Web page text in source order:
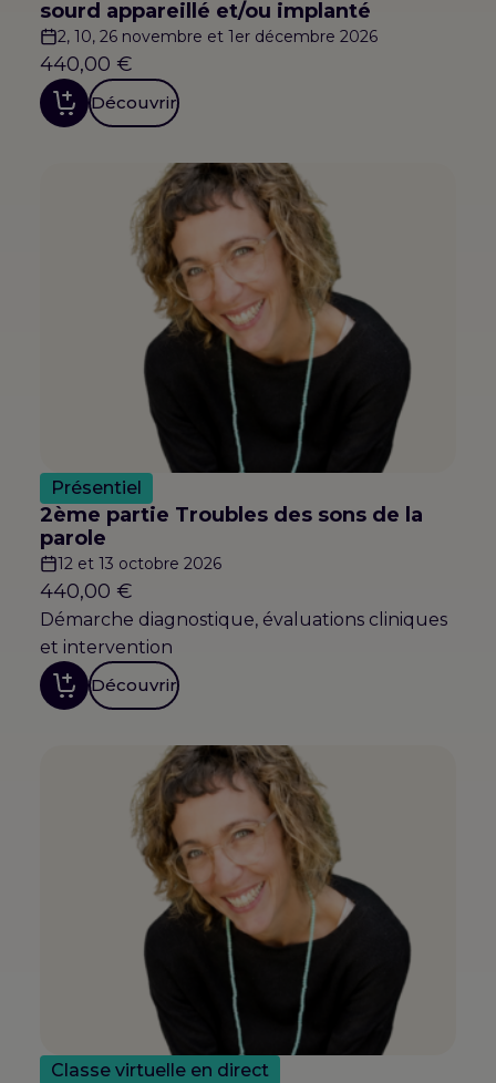
sourd appareillé et/ou implanté
2, 10, 26 novembre et 1er décembre 2026
440,00 €
Découvrir
Présentiel
2ème partie Troubles des sons de la
parole
12 et 13 octobre 2026
440,00 €
Démarche diagnostique, évaluations cliniques
et intervention
Découvrir
Classe virtuelle en direct